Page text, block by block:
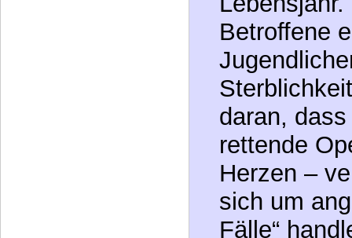
trotzdem
die Meisten
Betroffene
daran,